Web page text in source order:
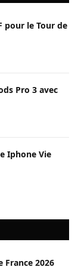
pour le Tour de
Pro 3 avec
Iphone Vie
France 2026